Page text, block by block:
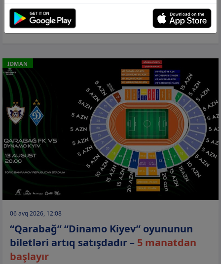
“Real Madrid” Diomandeni transfer etdi
−125 milyona
İDMAN
06 avq 2026, 12:08
“Qarabağ” “Dinamo Kiyev” oyununun
biletləri artıq satışdadır – 5 manatdan
başlayır